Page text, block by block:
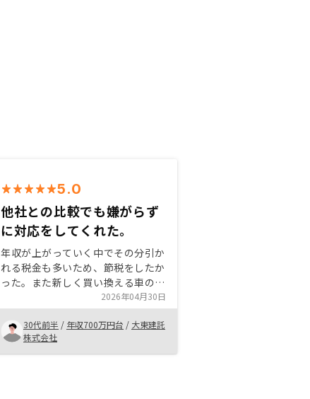
5.0
他社との比較でも嫌がらず
に対応をしてくれた。
年収が上がっていく中でその分引か
れる税金も多いため、節税をしたか
った。また新しく買い換える車の資
金や子供の教育資金積立についても
考えていた為、税金対策と貯金が両
方叶えられることがわかり不動産投
資を始めた。節税対策や投資につい
て考えている方へオススメしたいと
2026年04月30日
30代前半 / 年収700万円台 / 大東建託
株式会社